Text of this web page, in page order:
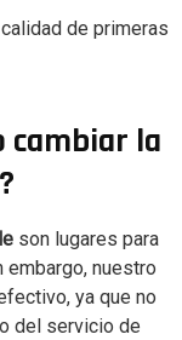
de primeras
cambiar la
son lugares para
embargo, nuestro
ya que no
del servicio de